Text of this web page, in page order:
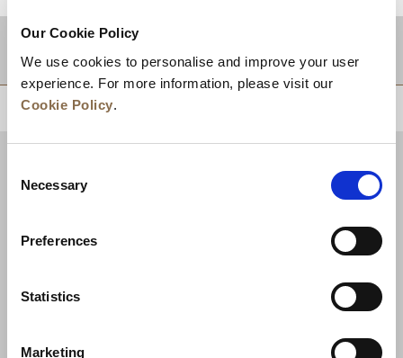
Our Cookie Policy
We use cookies to personalise and improve your user
experience. For more information, please visit our
Cookie Policy.
Selection
Necessary
Preferences
Statistics
Marketing